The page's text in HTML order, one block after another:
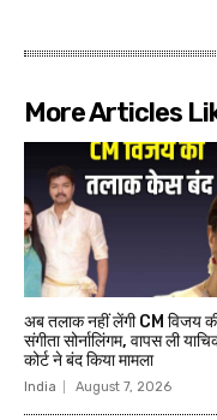
More Articles
अब तलाक नहीं लेंगी CM विजय
संगीता सोर्नालिंगम, वापस ली
कोर्ट ने बंद किया मामला
India August 7, 2026